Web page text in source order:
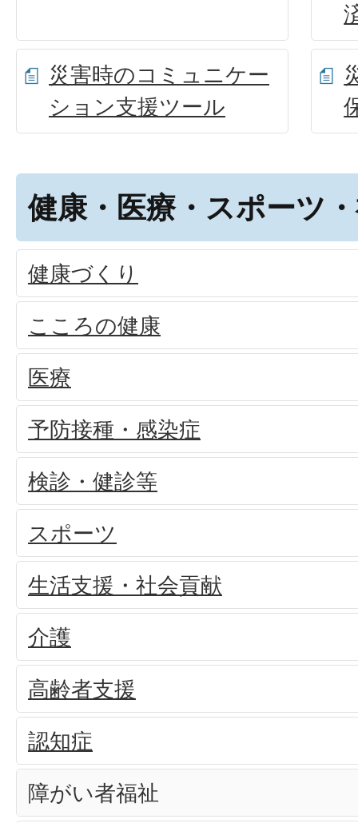
災害時のコミュニケー
ション支援ツール
健康・医療・スポーツ
健康づくり
こころの健康
医療
予防接種・感染症
検診・健診等
スポーツ
生活支援・社会貢献
介護
高齢者支援
認知症
障がい者福祉